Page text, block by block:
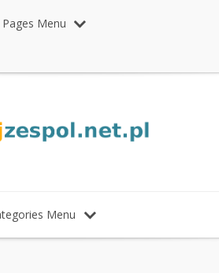
Pages Menu
Menu